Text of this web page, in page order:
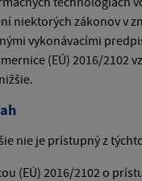
niektorých zákonov v
vykonávacími
(EÚ) 2016/2102
nie je prístupný z
(EÚ) 2016/2102 o